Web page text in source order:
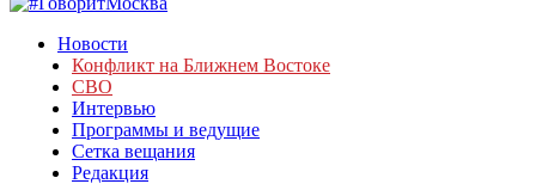
Новости
Конфликт на Ближнем Востоке
СВО
Интервью
Программы и ведущие
Сетка вещания
Редакция